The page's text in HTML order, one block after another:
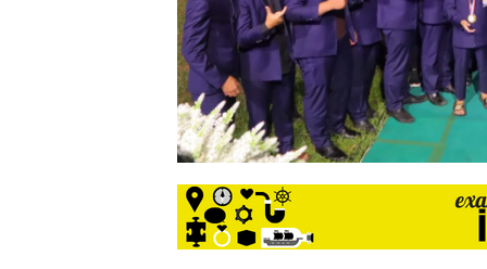
siber
lebih
eksklusif,
bergaya
trendi,
mengandung
unsur
gaya
hidup,
hiburan,